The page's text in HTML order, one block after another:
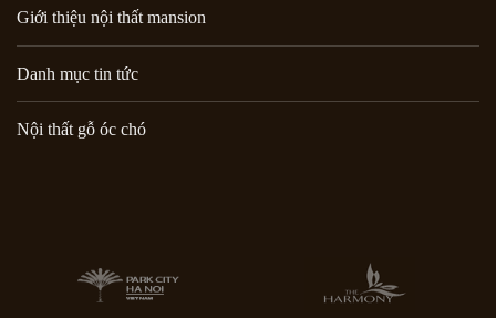
Giới thiệu nội thất mansion
Danh mục tin tức
Nội thất gỗ óc chó